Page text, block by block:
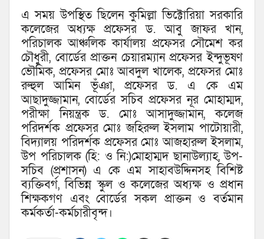
এ সময় উপস্থিত ছিলেন কুমিল্লা ভিক্টোরিয়া সরকারি
কলেজের অধ্যক্ষ প্রফেসর ড. আবু জাফর খান,
পরিচালক আঞ্চলিক কার্যালয় প্রফেসর সৌমেশ কর
চৌধুরী, বোর্ডের প্রাক্তন চেয়ারম্যান প্রফেসর ইন্দুভূষণ
ভৌমিক, প্রফেসর মোঃ আবদুল খালেক, প্রফেসর মোঃ
রুহুল আমিন ভূঁঞা, প্রফেসর ড. এ কে এম
আছাদুজ্জামান, বোর্ডের সচিব প্রফেসর নূর মোহাম্মদ,
পরীক্ষা নিয়ন্ত্রক ড. মোঃ আসাদুজ্জামান, কলেজ
পরিদর্শক প্রফেসর মোঃ জহিরুল ইসলাম পাটোয়ারী,
বিদ্যালয় পরিদর্শক প্রফেসর মোঃ আজহারুল ইসলাম,
উপ পরিচালক (হি: ও নি:)মোহাম্মদ ছানাউল্যাহ, উপ-
সচিব (প্রশাসন) এ কে এম সাহাবউদ্দিনসহ বিশিষ্ট
ব্যক্তিবর্গ, বিভিন্ন স্কুল ও কলেজের অধ্যক্ষ ও প্রধান
শিক্ষকগণ এবং বোর্ডের সকল প্রাক্তন ও বর্তমান
কর্মকর্তা-কর্মচারীবৃন্দ।